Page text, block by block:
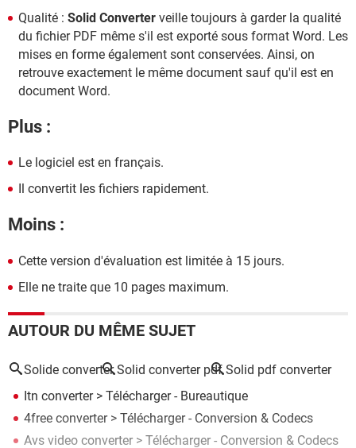
Qualité : Solid Converter veille toujours à garder la qualité
du fichier PDF même s'il est exporté sous format Word. Les
mises en forme également sont conservées. Ainsi, on
retrouve exactement le même document sauf qu'il est en
document Word.
Plus :
Le logiciel est en français.
Il convertit les fichiers rapidement.
Moins :
Cette version d'évaluation est limitée à 15 jours.
Elle ne traite que 10 pages maximum.
AUTOUR DU MÊME SUJET
Solide converter Solid converter pdf Solid pdf converter
Itn converter> Télécharger - Bureautique
4free converter> Télécharger - Conversion & Codecs
Avs video converter > Télécharger - Conversion & Codecs